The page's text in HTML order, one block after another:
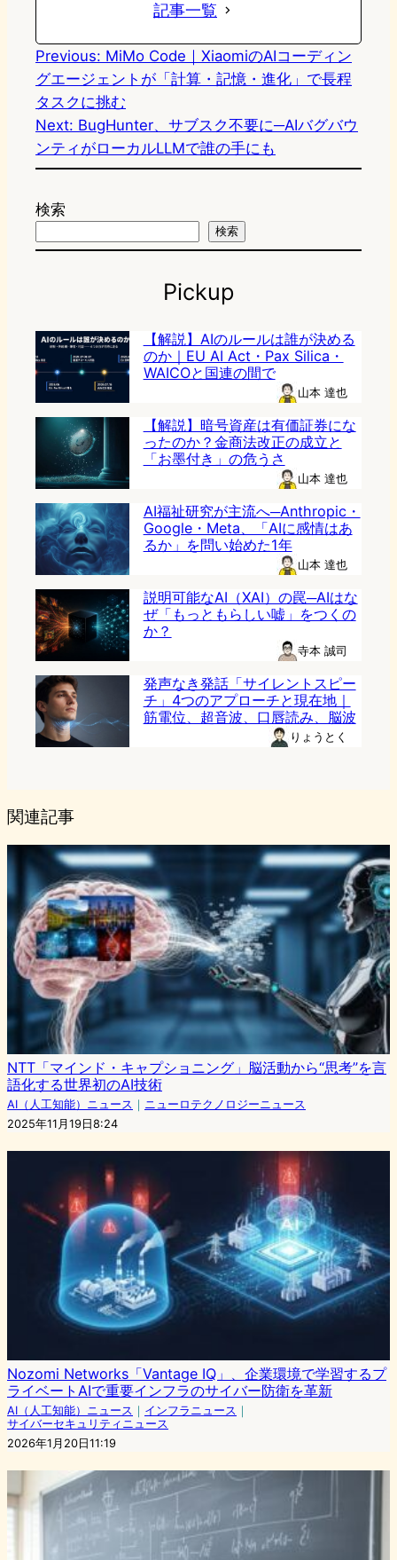
記事一覧
Previous: MiMo Code｜XiaomiのAIコーディン
グエージェントが「計算・記憶・進化」で長程
タスクに挑む
Next: BugHunter、サブスク不要に─AIバグバウ
ンティがローカルLLMで誰の手にも
検索
検索
Pickup
【解説】AIのルールは誰が決める
のか｜EU AI Act・Pax Silica・
WAICOと国連の間で
山本 達也
【解説】暗号資産は有価証券にな
ったのか？金商法改正の成立と
「お墨付き」の危うさ
山本 達也
AI福祉研究が主流へ─Anthropic・
Google・Meta、「AIに感情はあ
るか」を問い始めた1年
山本 達也
説明可能なAI（XAI）の罠─AIはな
ぜ「もっともらしい嘘」をつくの
か？
寺本 誠司
発声なき発話「サイレントスピー
チ」4つのアプローチと現在地｜
筋電位、超音波、口唇読み、脳波
りょうとく
関連記事
NTT「マインド・キャプショニング」脳活動から“思考”を言
語化する世界初のAI技術
AI（人工知能）ニュース ｜ ニューロテクノロジーニュース
2025年11月19日8:24
Nozomi Networks「Vantage IQ」、企業環境で学習するプ
ライベートAIで重要インフラのサイバー防衛を革新
AI（人工知能）ニュース ｜ インフラニュース ｜
サイバーセキュリティニュース
2026年1月20日11:19